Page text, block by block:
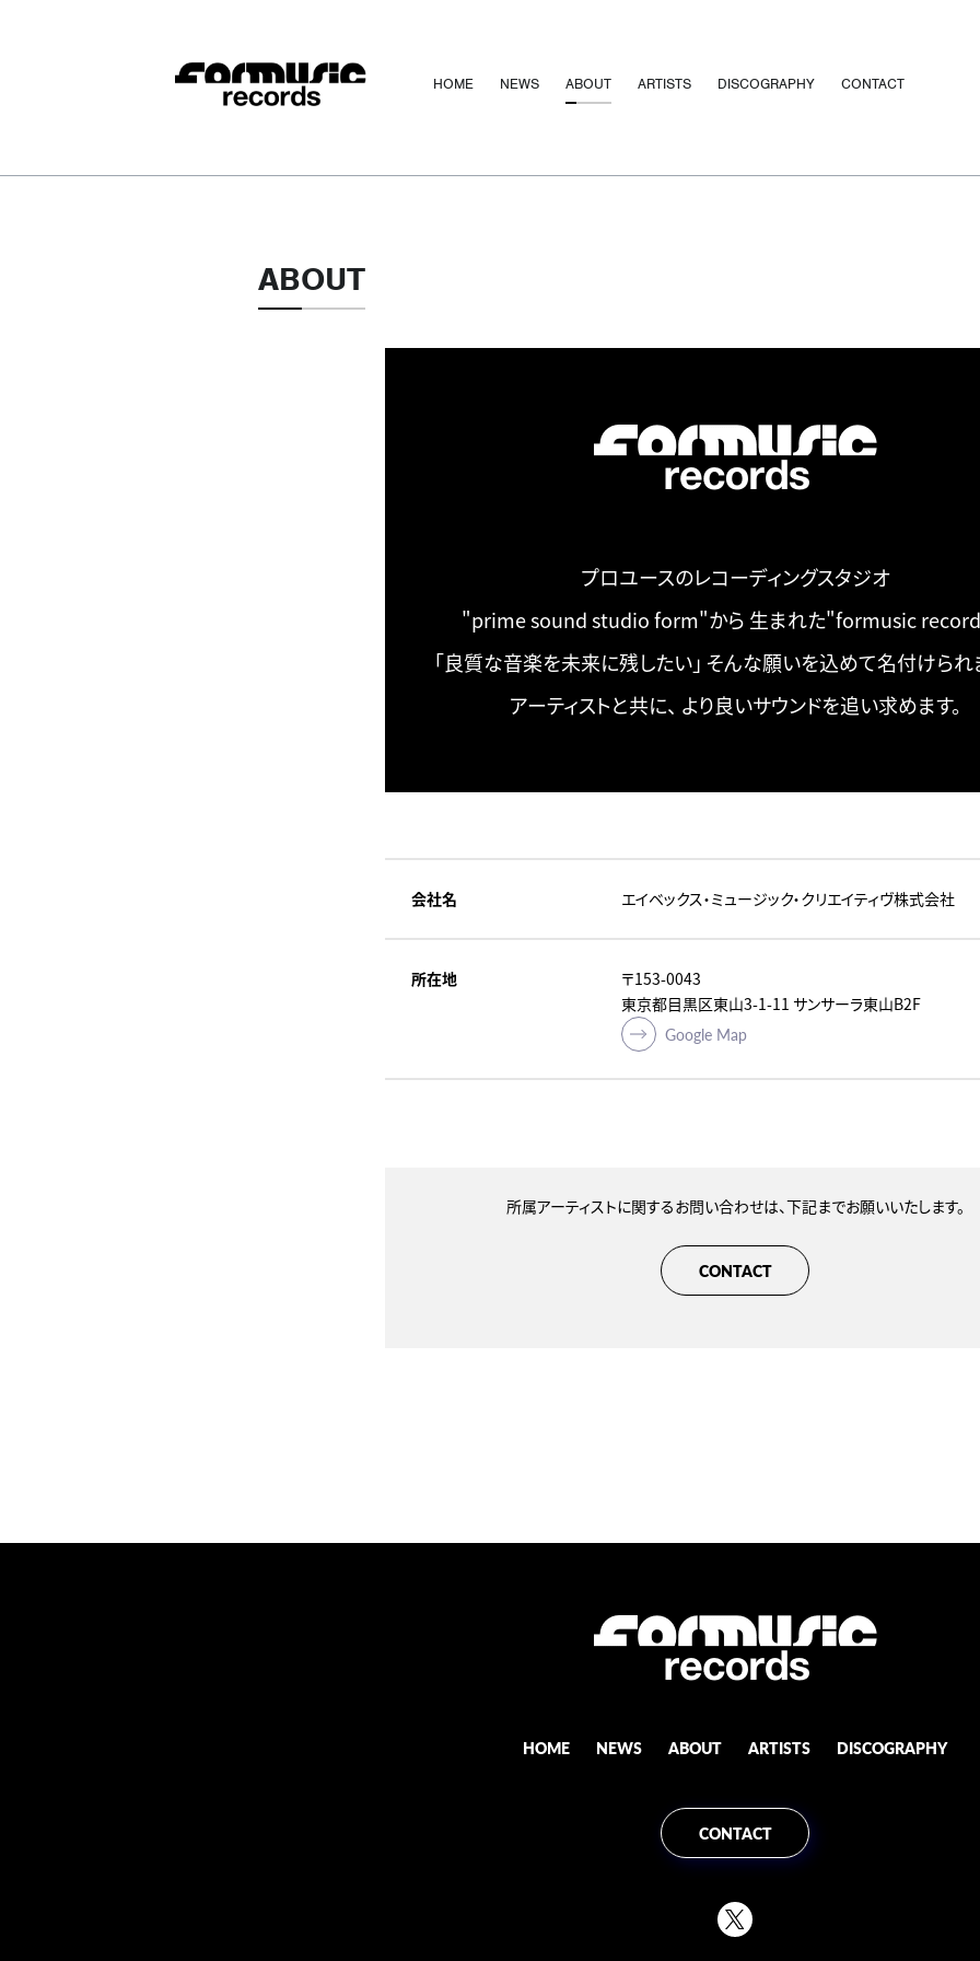
HOME NEWS ABOUT ARTISTS DISCOGRAPHY CONTACT
ABOUT
プロユースのレコーディングスタジオ
"prime sound studio form"から 生まれた"formusic
「良質な音楽を未来に残したい」 そんな願いを込めて名付けられ
アーティストと共に、 より良いサウンドを追い求めます。
会社名 エイベックス・ミュージック・クリエイティヴ株式会社
所在地
〒153-0043
東京都目黒区東山3-1-11 サンサーラ東山B2F
Google Map
所属アーティストに関するお問い合わせは、下記までお願いいたします。
CONTACT
HOME NEWS ABOUT ARTISTS DISCOGRAPHY
CONTACT